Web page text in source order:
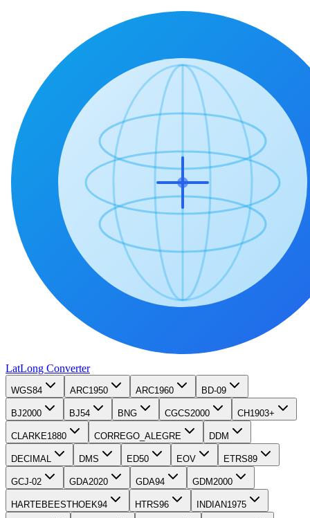
LatLong Converter
WGS84 ARC1950 ARC1960 BD-09
BJ2000 BJ54 BNG CGCS2000 CH1903+
CLARKE1880 CORREGO_ALEGRE DDM
DECIMAL DMS ED50 EOV ETRS89
GCJ-02 GDA2020 GDA94 GDM2000
HARTEBEESTHOEK94 HTRS96 INDIAN1975